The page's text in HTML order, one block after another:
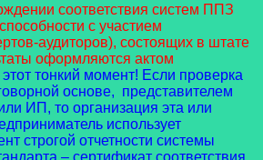
соответствия систем ППЗ
с участием
аудиторов), состоящих в штате
оформляются актом
тонкий момент! Если проверка
основе, представителем
ИП, то организация эта или
использует
строгой отчетности системы
– сертификат соответствия